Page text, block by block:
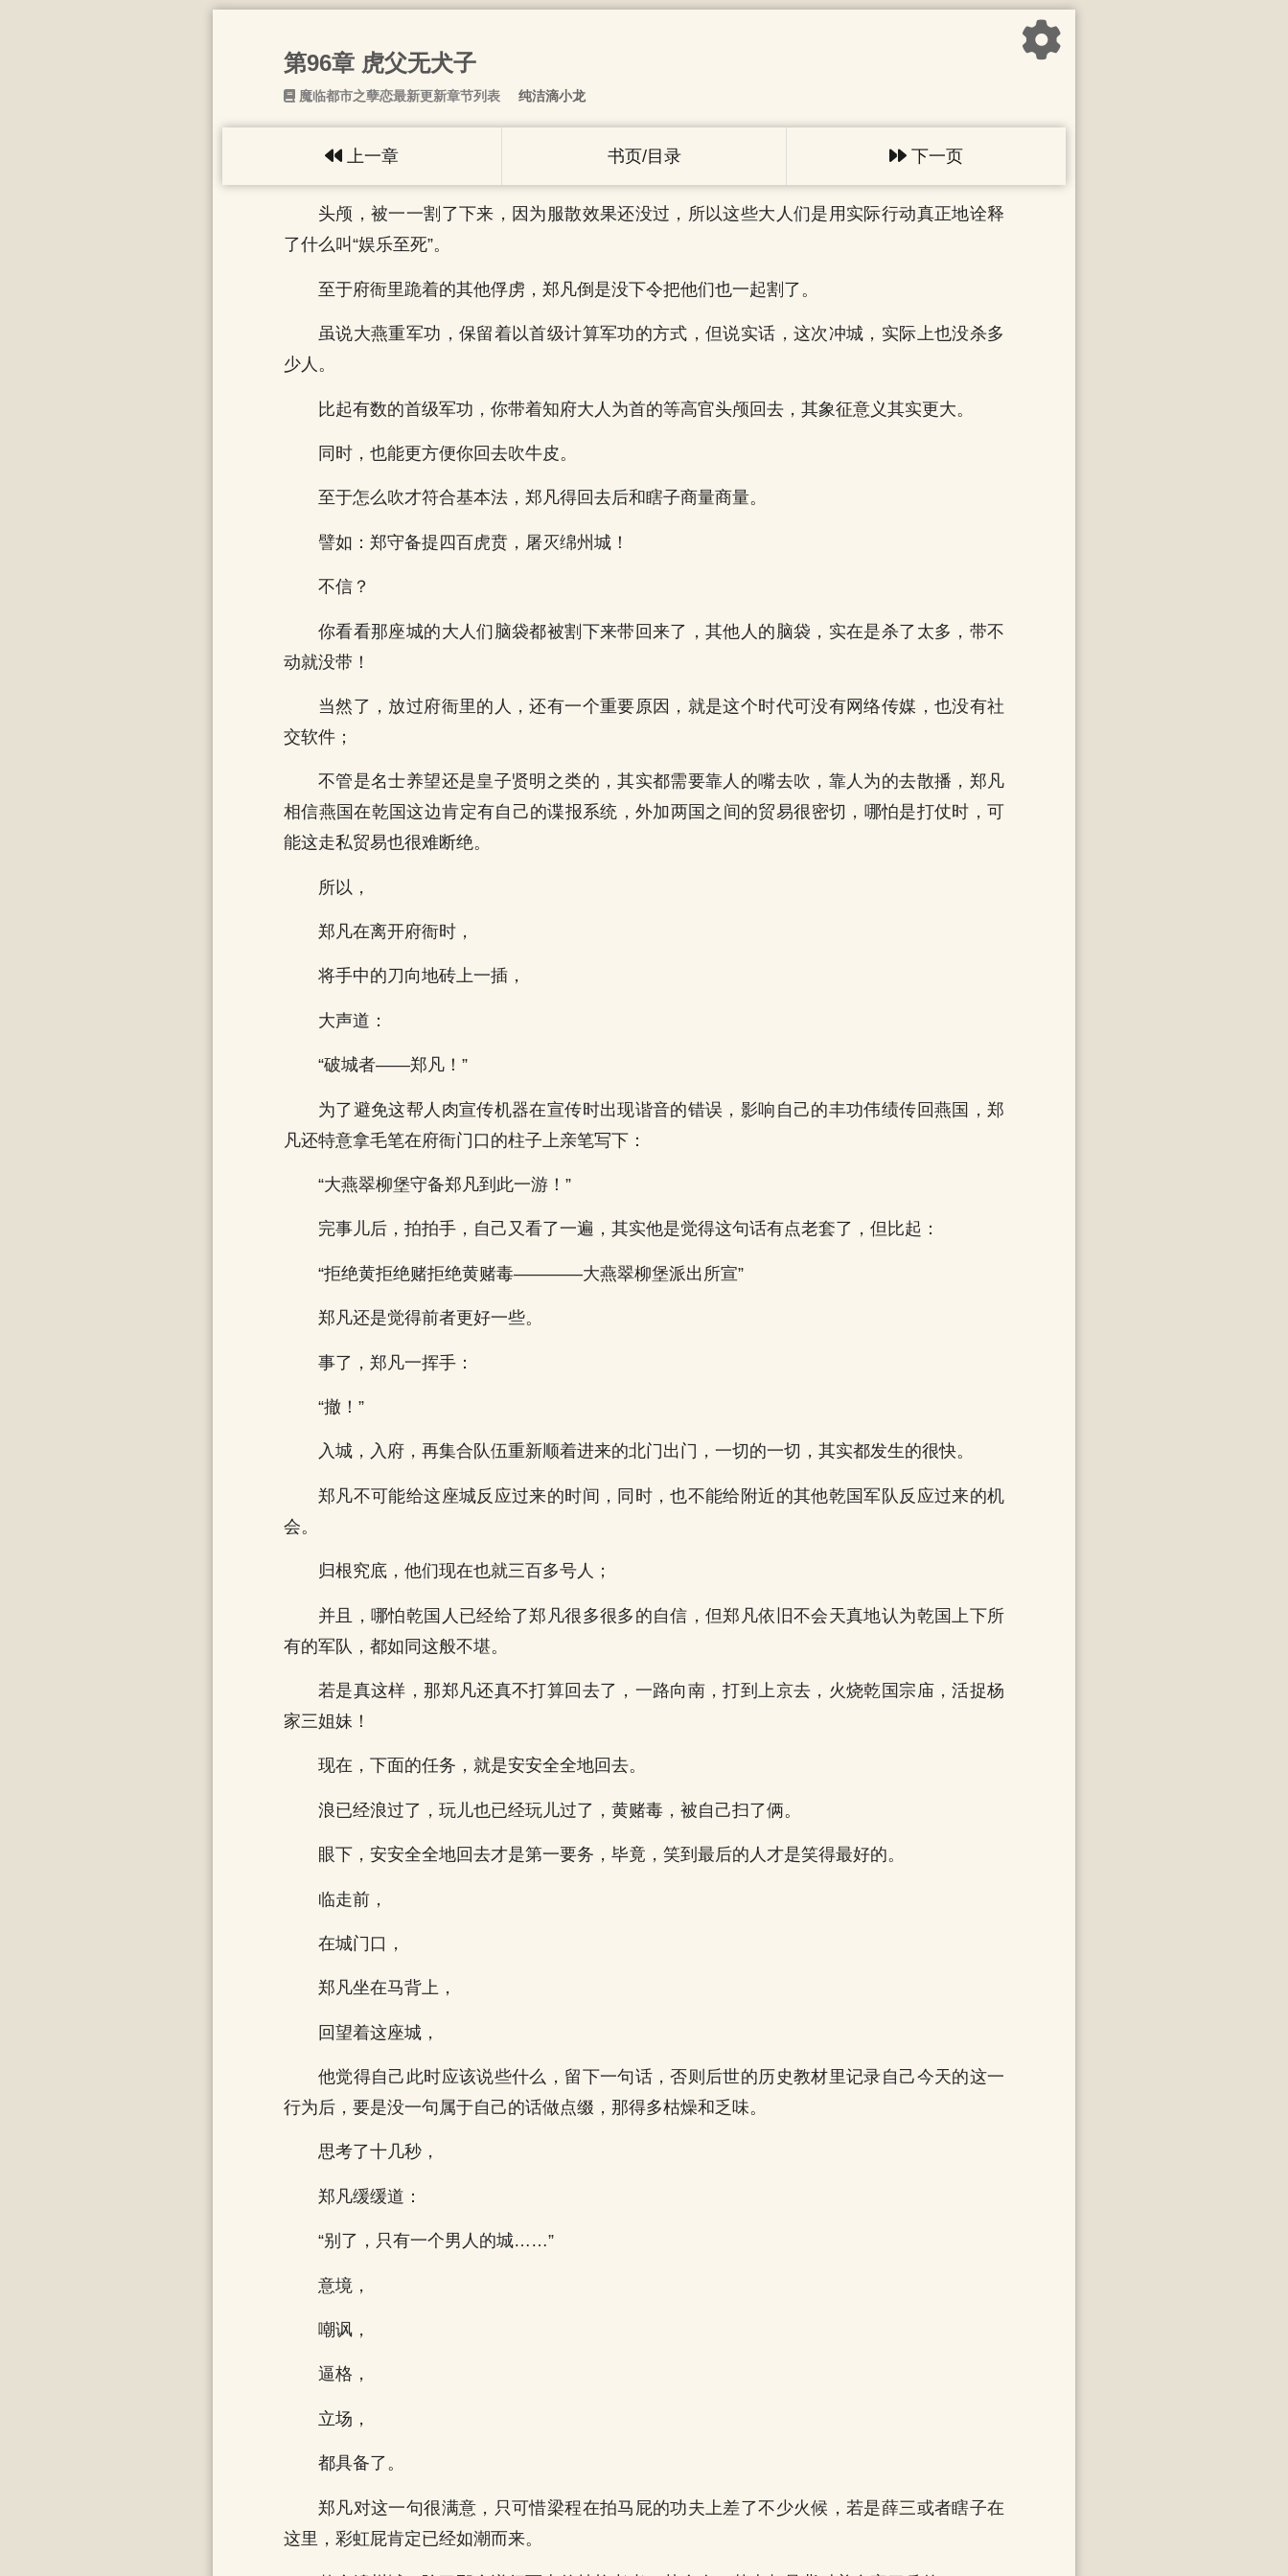
第96章 虎父无犬子
魔临都市之孽恋最新更新章节列表 纯洁滴小龙
上一章 书页/目录 下一页
头颅，被一一割了下来，因为服散效果还没过，所以这些大人们是用实际行动真正地诠释
了什么叫“娱乐至死”。
至于府衙里跪着的其他俘虏，郑凡倒是没下令把他们也一起割了。
虽说大燕重军功，保留着以首级计算军功的方式，但说实话，这次冲城，实际上也没杀多
少人。
比起有数的首级军功，你带着知府大人为首的等高官头颅回去，其象征意义其实更大。
同时，也能更方便你回去吹牛皮。
至于怎么吹才符合基本法，郑凡得回去后和瞎子商量商量。
譬如：郑守备提四百虎贲，屠灭绵州城！
不信？
你看看那座城的大人们脑袋都被割下来带回来了，其他人的脑袋，实在是杀了太多，带不
动就没带！
当然了，放过府衙里的人，还有一个重要原因，就是这个时代可没有网络传媒，也没有社
交软件；
不管是名士养望还是皇子贤明之类的，其实都需要靠人的嘴去吹，靠人为的去散播，郑凡
相信燕国在乾国这边肯定有自己的谍报系统，外加两国之间的贸易很密切，哪怕是打仗时，可
能这走私贸易也很难断绝。
所以，
郑凡在离开府衙时，
将手中的刀向地砖上一插，
大声道：
“破城者——郑凡！”
为了避免这帮人肉宣传机器在宣传时出现谐音的错误，影响自己的丰功伟绩传回燕国，郑
凡还特意拿毛笔在府衙门口的柱子上亲笔写下：
“大燕翠柳堡守备郑凡到此一游！”
完事儿后，拍拍手，自己又看了一遍，其实他是觉得这句话有点老套了，但比起：
“拒绝黄拒绝赌拒绝黄赌毒————大燕翠柳堡派出所宣”
郑凡还是觉得前者更好一些。
事了，郑凡一挥手：
“撤！”
入城，入府，再集合队伍重新顺着进来的北门出门，一切的一切，其实都发生的很快。
郑凡不可能给这座城反应过来的时间，同时，也不能给附近的其他乾国军队反应过来的机
会。
归根究底，他们现在也就三百多号人；
并且，哪怕乾国人已经给了郑凡很多很多的自信，但郑凡依旧不会天真地认为乾国上下所
有的军队，都如同这般不堪。
若是真这样，那郑凡还真不打算回去了，一路向南，打到上京去，火烧乾国宗庙，活捉杨
家三姐妹！
现在，下面的任务，就是安安全全地回去。
浪已经浪过了，玩儿也已经玩儿过了，黄赌毒，被自己扫了俩。
眼下，安安全全地回去才是第一要务，毕竟，笑到最后的人才是笑得最好的。
临走前，
在城门口，
郑凡坐在马背上，
回望着这座城，
他觉得自己此时应该说些什么，留下一句话，否则后世的历史教材里记录自己今天的这一
行为后，要是没一句属于自己的话做点缀，那得多枯燥和乏味。
思考了十几秒，
郑凡缓缓道：
“别了，只有一个男人的城……”
意境，
嘲讽，
逼格，
立场，
都具备了。
郑凡对这一句很满意，只可惜梁程在拍马屁的功夫上差了不少火候，若是薛三或者瞎子在
这里，彩虹屁肯定已经如潮而来。